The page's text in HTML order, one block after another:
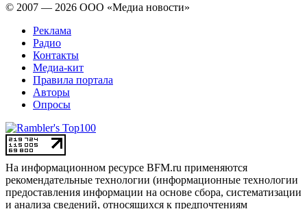
© 2007 — 2026 ООО «Медиа новости»
Реклама
Радио
Контакты
Медиа-кит
Правила портала
Авторы
Опросы
На информационном ресурсе BFM.ru применяются
рекомендательные технологии (информационные технологии
предоставления информации на основе сбора, систематизации
и анализа сведений, относящихся к предпочтениям